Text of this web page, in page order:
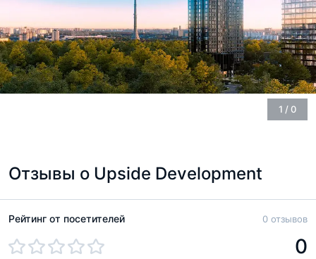
1 / 0
Отзывы о Upside Development
Рейтинг от посетителей 0 отзывов
0